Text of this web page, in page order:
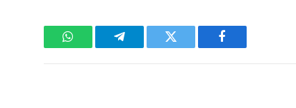
فيسبوك تويتر تيلقرام واتساب